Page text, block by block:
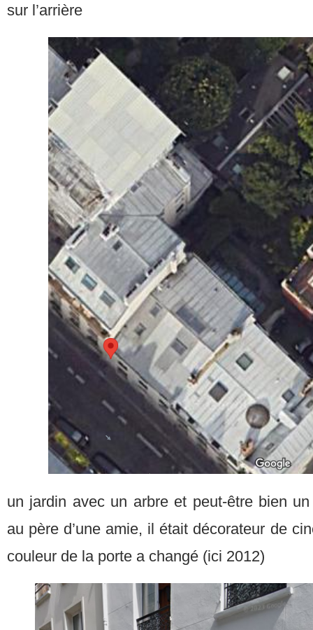
sur l’arrière
un jardin avec un arbre et peut-être bien
au père d’une amie, il était décorateur de
couleur de la porte a changé (ici 2012)